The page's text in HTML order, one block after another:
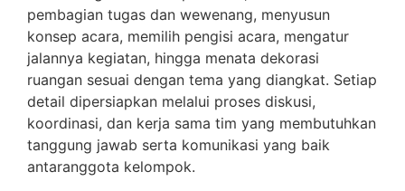
pembagian tugas dan wewenang, menyusun
konsep acara, memilih pengisi acara, mengatur
jalannya kegiatan, hingga menata dekorasi
ruangan sesuai dengan tema yang diangkat. Setiap
detail dipersiapkan melalui proses diskusi,
koordinasi, dan kerja sama tim yang membutuhkan
tanggung jawab serta komunikasi yang baik
antaranggota kelompok.